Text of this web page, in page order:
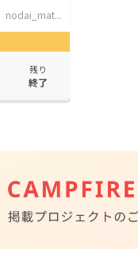
nodai_mat...
残り
終了